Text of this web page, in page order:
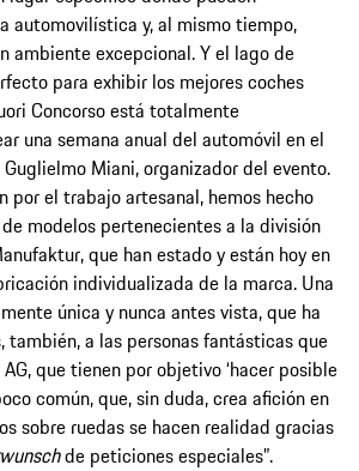
automovilística y, al mismo tiempo,
ambiente excepcional. Y el lago de
para exhibir los mejores coches
Concorso está totalmente
una semana anual del automóvil en el
Guglielmo Miani, organizador del evento.
por el trabajo artesanal, hemos hecho
modelos pertenecientes a la división
que han estado y están hoy en
individualizada de la marca. Una
única y nunca antes vista, que ha
también, a las personas fantásticas que
que tienen por objetivo ‘hacer posible
común, que, sin duda, crea afición en
sobre ruedas se hacen realidad gracias
de peticiones especiales”.